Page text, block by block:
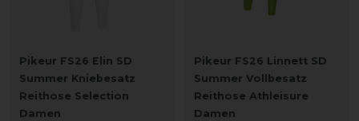
Pikeur FS26 Elin SD
Summer Kniebesatz
Reithose Selection
Damen
Pikeur FS26 Linnett SD
Summer Vollbesatz
Reithose Athleisure
Damen